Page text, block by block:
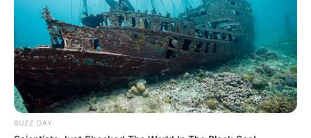
50.93290 und Longitude = 13.85895.
Schloss Weesenstein in 01809 Müglitztal-Weesenstein,
Am Schloßberg, als Markierung auf der Straßenkarte bzw.
Landkarte von OpenStreetMap:
BUZZ DAY